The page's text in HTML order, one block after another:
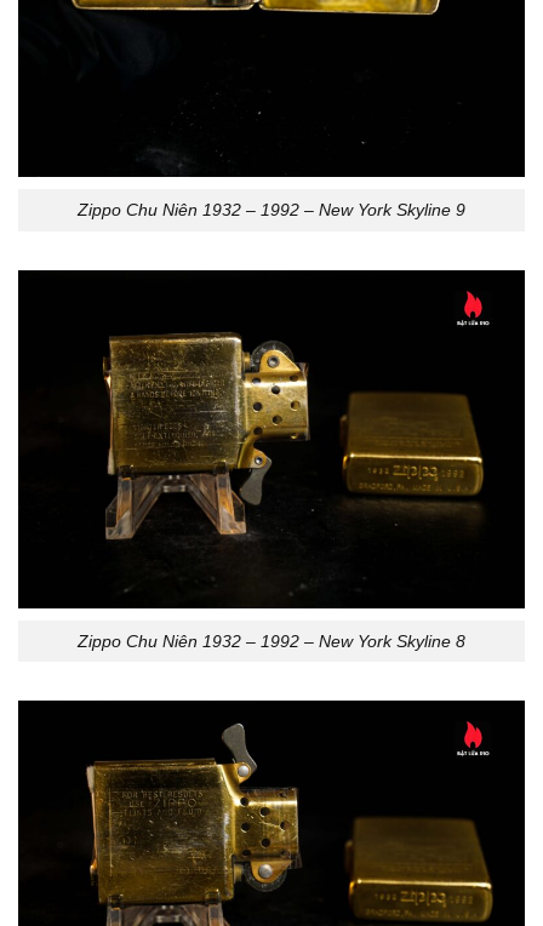
Zippo Chu Niên 1932 – 1992 – New York Skyline 9
Zippo Chu Niên 1932 – 1992 – New York Skyline 8